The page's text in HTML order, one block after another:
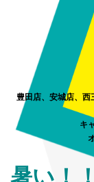
豊田店、安城店、西
キ
暑い！